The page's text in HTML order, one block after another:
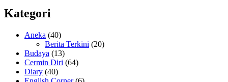
Kategori
Aneka (40)
Berita Terkini (20)
Budaya (13)
Cermin Diri (64)
Diary (40)